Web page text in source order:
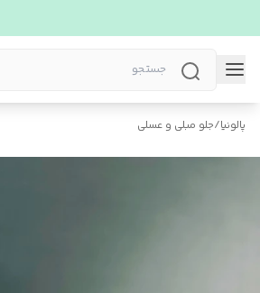
پالونیا/جلو مبلی و عسلی